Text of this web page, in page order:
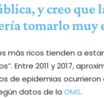
y creo que
tomarlo muy
más ricos tienden a
Entre 2011 y 2017,
de epidemias
datos de la OMS.